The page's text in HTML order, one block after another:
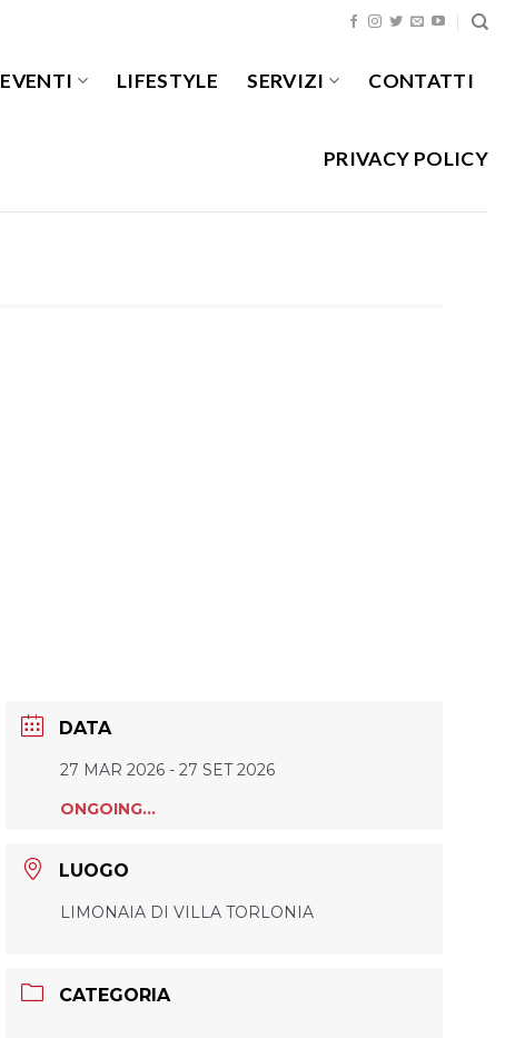
EVENTI LIFESTYLE SERVIZI CONTATTI
PRIVACY POLICY
DATA
27 MAR 2026- 27 SET 2026
ONGOING...
LUOGO
LIMONAIA DI VILLA TORLONIA
CATEGORIA